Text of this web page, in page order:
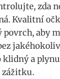
zda‍
⁤Kvalitní
⁤povrch, aby
klidný a
‍zážitku.